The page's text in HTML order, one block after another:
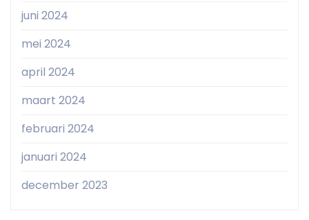
juni 2024
mei 2024
april 2024
maart 2024
februari 2024
januari 2024
december 2023